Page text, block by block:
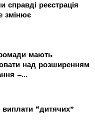
справді реєстрація
змінює
мають
над розширенням
–...
“дитячих”